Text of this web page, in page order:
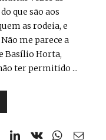
que são aos
as rodeia, e
me parece a
Basílio Horta,
ter permitido ...